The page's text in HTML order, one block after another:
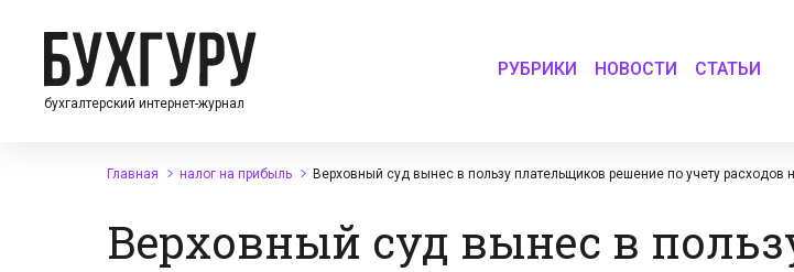
бухгалтерский интернет-журнал
РУБРИКИ НОВОСТИ СТАТЬИ
Главная налог на прибыль Верховный суд вынес в пользу плательщиков решение по учету расходов
Верховный суд вынес в